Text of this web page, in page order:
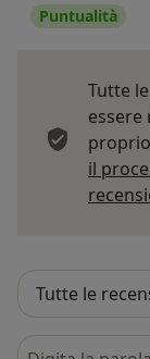
Puntualità
Tutte
il
Cerca nelle